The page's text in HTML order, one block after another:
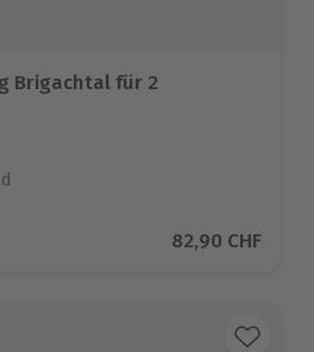
Brigachtal für 2
auf 5 BewertungenAktueller Preis
82,90 CHF